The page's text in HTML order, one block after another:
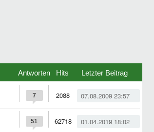
Hits
Antworten Letzter Beitrag
07.08.2009 23:57
2088
7
01.04.2019 18:02
62718
51